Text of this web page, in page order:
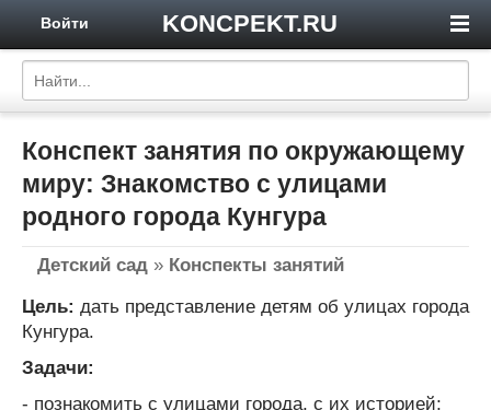
KONCPEKT.RU
Войти
Конспект занятия по окружающему
миру: Знакомство с улицами
родного города Кунгура
Детский сад » Конспекты занятий
Цель: дать представление детям об улицах города
Кунгура.
Задачи:
- познакомить с улицами города, с их историей;